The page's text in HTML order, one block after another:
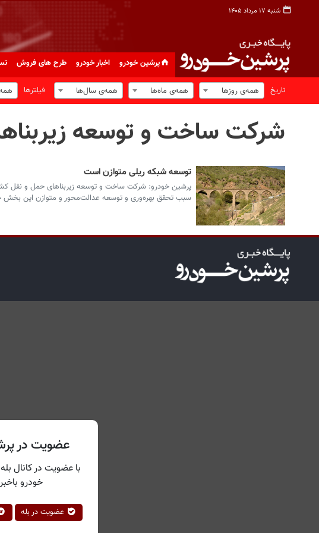
شنبه ۱۷ مرداد ۱۴۰۵
پرشین خودرو اخبار خودرو طرح های فروش
تاریخ همه‌ی روزها همه‌ی ماه‌ها همه‌ی سال‌ها فیلترها
شرکت ساخت و توسعه
توسعه شبکه ریلی متوازن است
سبب تحقق بهره‌وری و توسعه عدالت‌محور و متوازن این
عضویت در
با عضویت در کانال بله
خودرو
عضویت در بله